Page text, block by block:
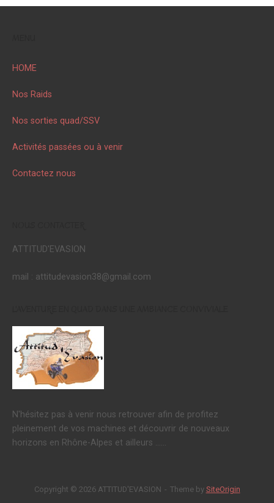
HOME
Nos Raids
Nos sorties quad/SSV
Activités passées ou à venir
Contactez nous
ATTITUD'EVASION
mail : attitudevasion38@gmail.com
N'hésitez pas à venir nous retrouver afin de profitez
pleinement de vos machines et découvrir de nouveaux
horizons en Rhône-Alpes et ailleurs ......
Copyright © 2026 ATTITUD'EVASION Theme by SiteOrigin